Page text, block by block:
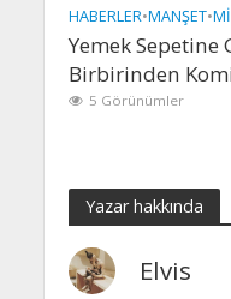
HABERLER•MANŞET•
Yemek Sepetine
Birbirinden
5 Görünümler
Yazar hakkında
Elvis